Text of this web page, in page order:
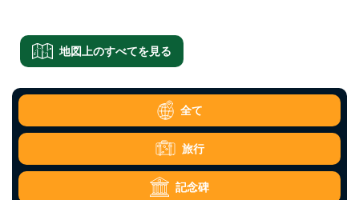
地図上のすべてを見る
全て
旅行
記念碑